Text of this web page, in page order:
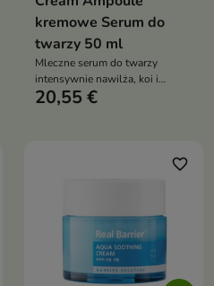
kremowe Serum do
twarzy 50 ml
Mleczne serum do twarzy
intensywnie nawilża, koi i
wspiera odbudowę bariery
20,55 €
favorite_border